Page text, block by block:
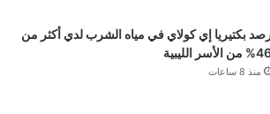
بكتيريا إي كولاي في مياه الشرب لدي أكثر من
الأسر الليبية
منذ 8 ساعات